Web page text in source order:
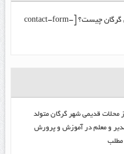
خواسته ها و طرح های شما برای شهرمان گرگان چیست؟ [contact-form-
سال ۱۳۳۲ در یکی از محلات قدیمی شهر گرگان متولد
و معلم در آموزش و پرورش
مطلب